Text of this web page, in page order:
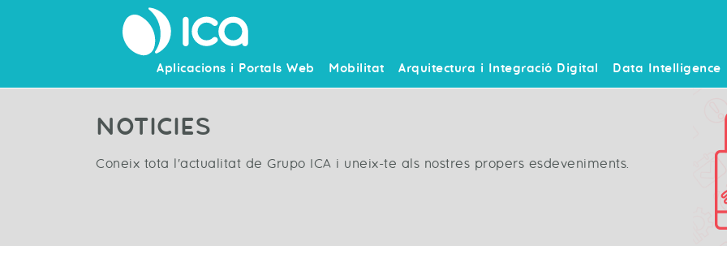
Aplicacions i Portals Web Mobilitat Arquitectura i Integració Digital Data Intelligence
NOTICIES
Coneix tota l'actualitat de Grupo ICA i uneix-te als nostres propers esdeveniments.